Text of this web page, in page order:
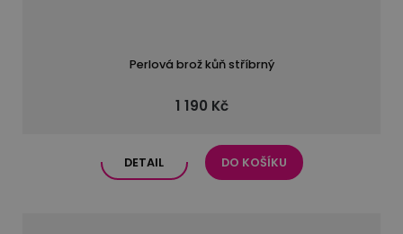
Perlová brož kůň stříbrný
1 190 Kč
DETAIL DO KOŠÍKU